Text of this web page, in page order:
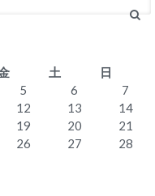
土
日
5 6
7
12 13
14
19 20
21
26 27
28